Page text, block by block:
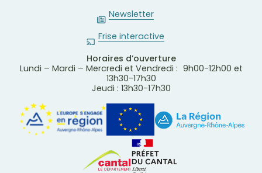
Newsletter
Frise interactive
Horaires d’ouverture
Lundi – Mardi – Mercredi et Vendredi : 9h00-12h00 et
13h30-17h30
Jeudi : 13h30-17h30